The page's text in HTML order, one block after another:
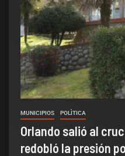
MUNICIPIOS POLÌTICA
Orlando salió al
redobló la presión